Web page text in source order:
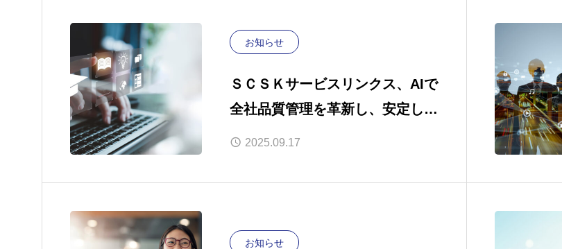
お知らせ
ＳＣＳＫサービスリンクス、AIで
全社品質管理を革新し、安定した
高品質サービス提供体制を構築
2025.09.17
お知らせ